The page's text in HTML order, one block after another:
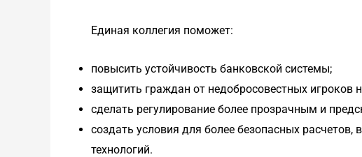
Единая коллегия поможет:
повысить устойчивость банковской системы;
защитить граждан от недобросовестных игроков
сделать регулирование более прозрачным и
создать условия для более безопасных
технологий.